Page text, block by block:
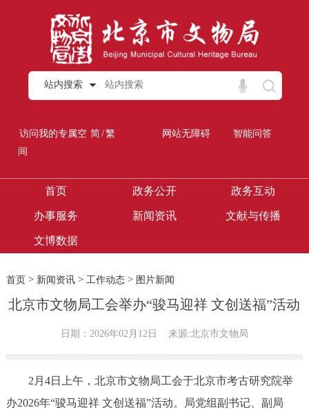
站内搜索
访问我的专属空
间
简/繁 网站无障碍 智能问答
首页 政务公开 政务互动
办事服务 新闻资讯 文献与传播
文博数据
首页> 新闻资讯> 工作动态> 图片新闻
北京市文物局工会举办“骏马迎祥 文创送福”活动
日期：2026年02月12日 来源:北京市文物局
2月4日上午，北京市文物局工会于北京市考古研究院举
办2026年“骏马迎祥 文创送福”活动。局党组副书记、副局